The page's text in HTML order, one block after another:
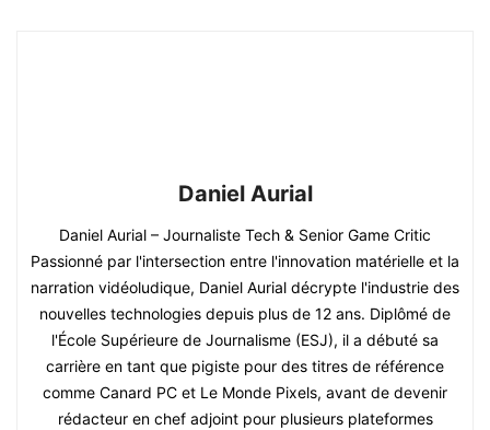
Daniel Aurial
Daniel Aurial – Journaliste Tech & Senior Game Critic
Passionné par l'intersection entre l'innovation matérielle et la
narration vidéoludique, Daniel Aurial décrypte l'industrie des
nouvelles technologies depuis plus de 12 ans. Diplômé de
l'École Supérieure de Journalisme (ESJ), il a débuté sa
carrière en tant que pigiste pour des titres de référence
comme Canard PC et Le Monde Pixels, avant de devenir
rédacteur en chef adjoint pour plusieurs plateformes